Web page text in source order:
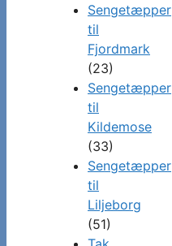
Sengetæpper
til
Fjordmark
(23)
Sengetæpper
til
Kildemose
(33)
Sengetæpper
til
Liljeborg
(51)